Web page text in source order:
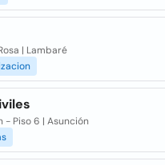
| Lambaré
- Piso 6 | Asunción